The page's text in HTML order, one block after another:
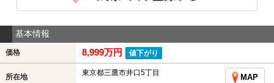
基本情報
価格 8,999万円 値下がり
所在地 東京都三鷹市井口5丁目
MAP